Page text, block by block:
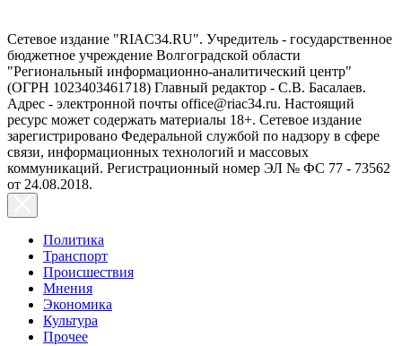
Сетевое издание "RIAC34.RU". Учредитель - государственное
бюджетное учреждение Волгоградской области
"Региональный информационно-аналитический центр"
(ОГРН 1023403461718) Главный редактор - С.В. Басалаев.
Адрес - электронной почты office@riac34.ru. Настоящий
ресурс может содержать материалы 18+. Сетевое издание
зарегистрировано Федеральной службой по надзору в сфере
связи, информационных технологий и массовых
коммуникаций. Регистрационный номер ЭЛ № ФС 77 - 73562
от 24.08.2018.
Политика
Транспорт
Происшествия
Мнения
Экономика
Культура
Прочее